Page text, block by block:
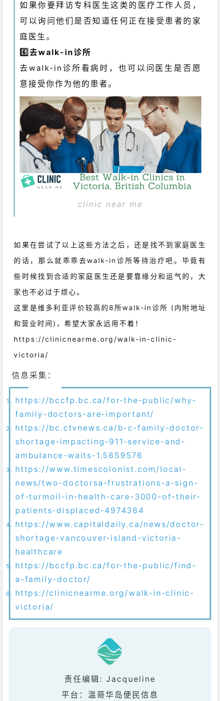
如果你要拜访专科医生这类的医疗工作人员，
可以询问他们是否知道任何正在接受患者的家
庭医生。
6️⃣去walk-in诊所
去walk-in诊所看病时，也可以问医生是否愿
意接受你作为他的患者。
clinic near me
如果在尝试了以上这些方法之后，还是找不到家庭医生
的话，那么就乖乖去walk-in诊所等待治疗吧。毕竟有
些时候找到合适的家庭医生还是要靠缘分和运气的，大
家也不必过于烦心。
这里是维多利亚评价较高的8所walk-in诊所 (内附地址
和营业时间)，希望大家永远用不着！
https://clinicnearme.org/walk-in-clinic-
victoria/
信息采集：
https://bccfp.bc.ca/for-the-public/why-
family-doctors-are-important/
https://bc.ctvnews.ca/b-c-family-doctor-
shortage-impacting-911-service-and-
ambulance-waits-1.5659576
https://www.timescolonist.com/local-
news/two-doctorsa-frustrations-a-sign-
of-turmoil-in-health-care-3000-of-their-
patients-displaced-4974364
https://www.capitaldaily.ca/news/doctor-
shortage-vancouver-island-victoria-
healthcare
https://bccfp.bc.ca/for-the-public/find-
a-family-doctor/
https://clinicnearme.org/walk-in-clinic-
victoria/
责任编辑: Jacqueline
平台：温哥华岛便民信息